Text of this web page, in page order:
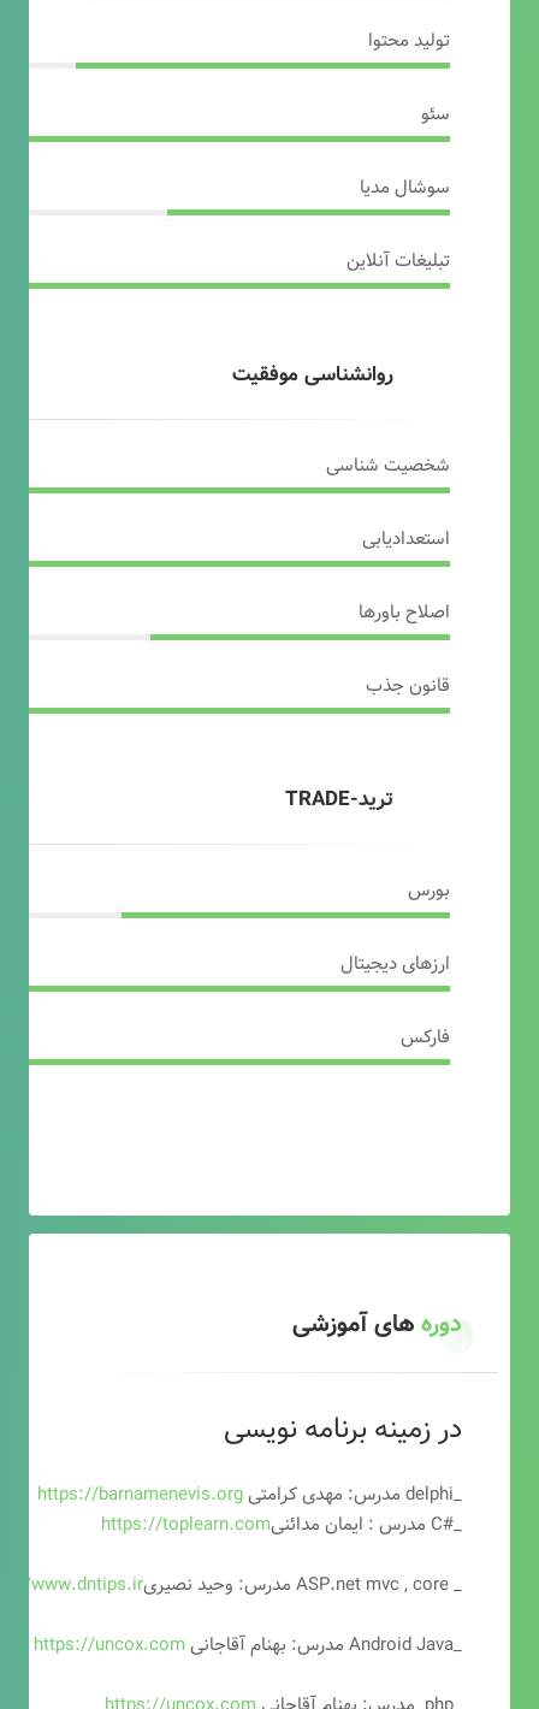
تولید محتوا
سئو
سوشال مدیا
تبلیغات آنلاین
روانشناسی موفقیت
شخصیت شناسی
استعدادیابی
اصلاح باورها
قانون جذب
ترید-TRADE
بورس
ارزهای دیجیتال
فارکس
دورههای آموزشی
در زمینه برنامه نویسی
_delphi مدرس: مهدی کرامتی
https://barnamenevis.org
_#C مدرس : ایمان مدائنی
https://toplearn.com
_ ASP.net mvc , core مدرس: وحید نصیری
www.dntips.ir
_Android Java مدرس: بهنام آقاجانی
https://uncox.com